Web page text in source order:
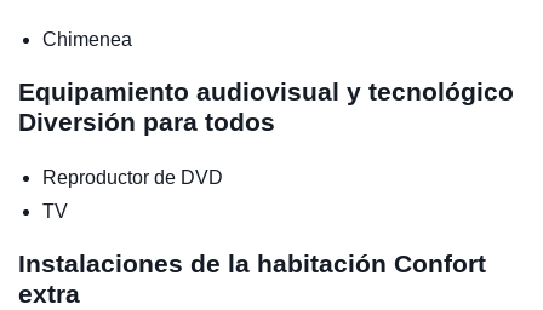
Chimenea
Equipamiento audiovisual y tecnológico
Diversión para todos
Reproductor de DVD
TV
Instalaciones de la habitación Confort
extra